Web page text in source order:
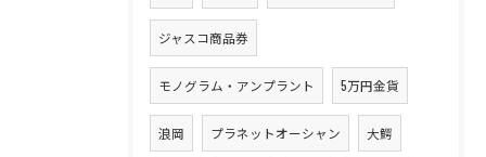
ジャスコ商品券
モノグラム・アンプラント 5万円金貨
浪岡 プラネットオーシャン 大鰐